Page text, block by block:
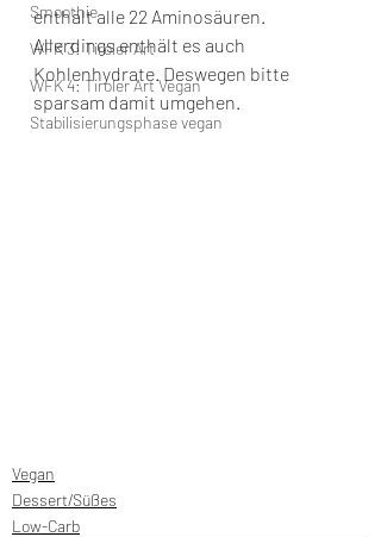
Smoothie
WFK 3: Tiroler Art
WFK 4: Tiroler Art Vegan
Stabilisierungsphase vegan
enthält alle 22 Aminosäuren.
Allerdings enthält es auch
Kohlenhydrate. Deswegen bitte
sparsam damit umgehen.
Vegan
Dessert/Süßes
Low-Carb